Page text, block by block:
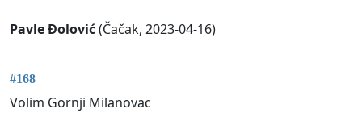
Pavle Đolović(Čačak, 2023-04-16)
#168
Volim Gornji Milanovac